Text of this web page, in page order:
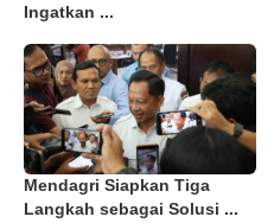
Ingatkan ...
Mendagri Siapkan Tiga
Langkah sebagai Solusi ...